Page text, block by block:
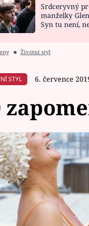
VAŘENÍ
Srdceryvný
manželky
Syn tu není,
■ Životní styl
STYL 6. července